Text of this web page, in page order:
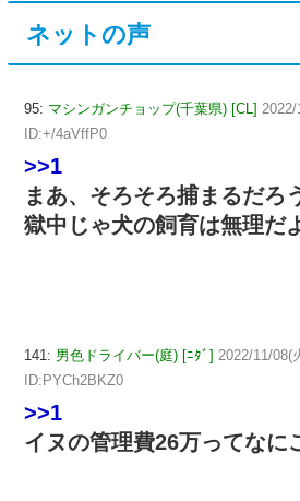
ネットの声
95: マシンガンチョップ(千葉県) [CL]
ID:+/4aVffP0
>>1
まあ、そろそろ捕まるだろ
獄中じゃ犬の飼育は無理だ
141: 男色ドライバー(庭) [ﾆﾀﾞ] 2022/11/08(
ID:PYCh2BKZ0
>>1
イヌの管理費26万ってなに